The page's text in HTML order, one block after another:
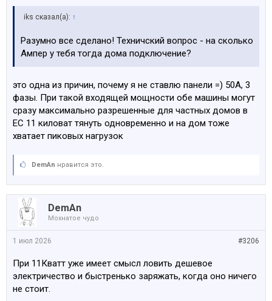
Поэтому батарея для накопления действительно
заряжать ее можно тупо из сети, а не от панелей.
Летом часто тариф опускается до 0 или даже минуса,
прикольное, что новые теслы умеют отдавать заряд
назад в сеть, тоесть ты дом можешь питать от машин,
если вся обвязки и инверторы тоже от Теслы и рулить
всем через аппу.. как по мне идеальный сетап для
полной автономии в наших реалиях это теплонасос,
павервола и все.
iks сказал(а): ↑
Разумно все сделано! Техничский вопрос - на сколько
Ампер у тебя тогда дома подключение?
это одна из причин, почему я не ставлю панели =) 50А, 3
фазы. При такой входящей мощности обе машины могут
сразу максимально разрешенные для частных домов в
ЕС 11 киловат тянуть одновременно и на дом тоже
хватает пиковых нагрузок
DemAn нравится это.
DemAn
Мохнатое чудо
#3206
1 июл 2026
При 11Кватт уже имеет смысл ловить дешевое
электричество и быстренько заряжать, когда оно ничего
не стоит.